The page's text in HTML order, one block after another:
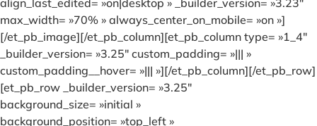
max_width= »70% » always_center_on_mobile= »on »]
[/et_pb_image][/et_pb_column][et_pb_column type= »1_4″
_builder_version= »3.25″ custom_padding= »||| »
custom_padding__hover= »||| »][/et_pb_column][/et_pb_row]
[et_pb_row _builder_version= »3.25″
background_size= »initial »
background_position= »top_left »